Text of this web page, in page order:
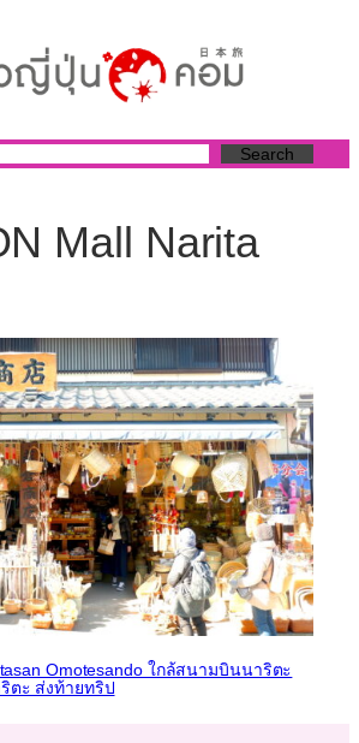
Search
Mall Narita
Omotesando ใกล้สนามบินนาริตะ
ตะ ส่งท้ายทริป